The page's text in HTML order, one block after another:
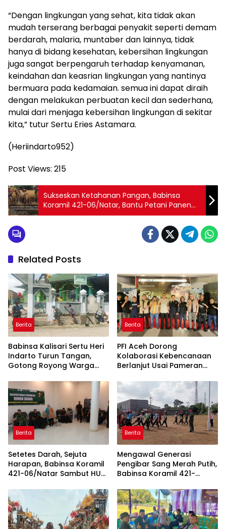
“Dengan lingkungan yang sehat, kita tidak akan
mudah terserang berbagai penyakit seperti demam
berdarah, malaria, muntaber dan lainnya, tidak
hanya di bidang kesehatan, kebersihan lingkungan
juga sangat berpengaruh terhadap kenyamanan,
keindahan dan keasrian lingkungan yang nantinya
bermuara pada kedamaian. semua ini dapat diraih
dengan melakukan perbuatan kecil dan sederhana,
mulai dari menjaga kebersihan lingkungan di sekitar
kita,” tutur Sertu Eries Astamara.
(Heriindarto952)
Post Views: 215
Sukseskan Ketahanan Pangan, Babinsa
Koramil 421-06/Natar, Bantu Petani Panen
Padi
Related Posts
Berita
Babinsa Kalisari Sertu Heri
Indarto Turun Tangan,
Gotong Royong Warga
Miftahussalam
Berita
PFI Aceh Dorong
Kolaborasi Kebencanaan
Berlanjut Usai Pameran
Berita
Setetes Darah, Sejuta
Harapan, Babinsa Koramil
421-06/Natar Sambut HUT
Inten
Berita
Mengawal Generasi
Pengibar Sang Merah Putih,
Babinsa Koramil 421-
Paskibra di Dua
Kecamatan Jelang HUT RI
ke-81